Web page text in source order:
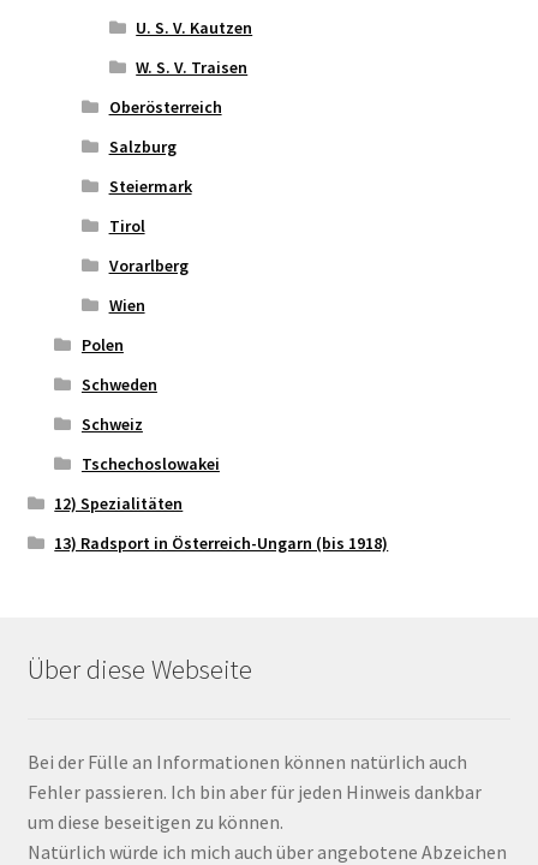
U. S. V. Kautzen
W. S. V. Traisen
Oberösterreich
Salzburg
Steiermark
Tirol
Vorarlberg
Wien
Polen
Schweden
Schweiz
Tschechoslowakei
12) Spezialitäten
13) Radsport in Österreich-Ungarn (bis 1918)
Über diese Webseite
Bei der Fülle an Informationen können natürlich auch
Fehler passieren. Ich bin aber für jeden Hinweis dankbar
um diese beseitigen zu können.
Natürlich würde ich mich auch über angebotene Abzeichen